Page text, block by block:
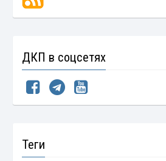
ДКП в соцсетях
Теги